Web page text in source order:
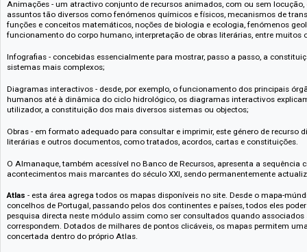
fotografias, barras cronológicas, animações, diagramas interactivos e
históricos para consulta e impressão. Devidamente legendados e
os recursos desta secção encontram-se associados às entradas da
Imagens - passíveis de serem impressas ou copiadas, incluem
gráficos que complementam a informação textual;
Barras cronológicas - desenvolvidas sobre temas muito específicos -
descobertas, arquitectura, arte, desporto, história universal e nacional,
hominização, entre tantos outros - apresentam de forma cronológica os
Animações - um atractivo conjunto de recursos animados, com ou sem
assuntos tão diversos como fenómenos químicos e físicos,
funções e conceitos matemáticos, noções de biologia e ecologia,
funcionamento do corpo humano, interpretação de obras literárias,
Infografias - concebidas essencialmente para mostrar, passo a passo, a
sistemas mais complexos;
Diagramas interactivos - desde, por exemplo, o funcionamento dos